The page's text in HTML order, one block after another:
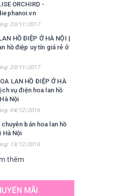
ORCHIRD -
20/11/2017
HỒ ĐIỆP Ở HÀ NỘI |
hồ điệp uy tín giá rẻ ở
20/11/2017
LAN HỒ ĐIỆP Ở HÀ
vụ điện hoa lan hồ
Nội
04/12/2016
bán hoa lan hồ
Hà Nội
13/12/2016
thêm
MÃI